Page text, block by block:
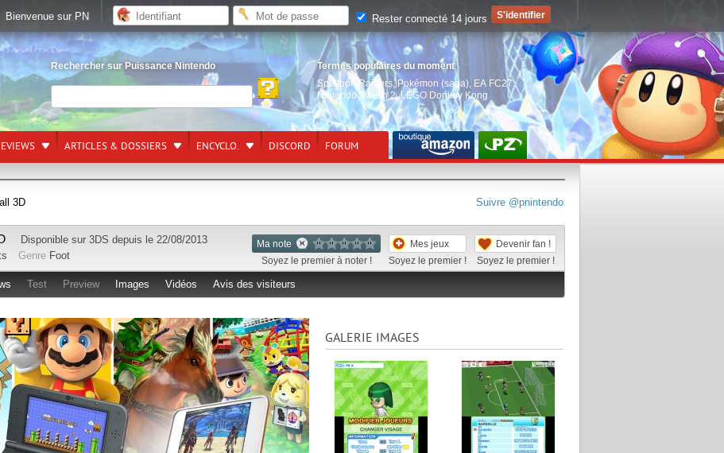
Rechercher sur Puissance Nintendo
Termes populaires du moment
Splatoon Raiders, Pokémon (saga) EA FC27,
Nintendo Switch 2,LEGO Donkey Kong
ARTICLES & DOSSIERS ENCYCLO. DISCORD FORUM
Suivre @pnintendo
3D
Ma note
Soyez le premier à noter !
Mes jeux
Soyez le premier !
Devenir fan !
Soyez le premier !
Disponible sur 3DS depuis le 22/08/2013
Genre Foot
Test Preview Images Vidéos Avis des visiteurs
GALERIE IMAGES
Bienvenue sur PN Rester connecté 14 jours